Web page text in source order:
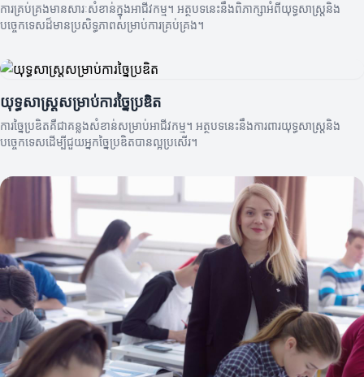
ការគ្រប់គ្រងមានសារៈសំខាន់ក្នុងអាជីវកម្ម។ អត្ថបទនេះនឹងពិភាក្សាអំពីយុទ្ធសាស្រ្តនិង
បច្ចេកទេសដ៏មានប្រសិទ្ធភាពសម្រាប់ការគ្រប់គ្រង។
យុទ្ធសាស្រ្តសម្រាប់ការច្នៃប្រឌិត
ការច្នៃប្រឌិតគឺជាគន្លងសំខាន់សម្រាប់អាជីវកម្ម។ អត្ថបទនេះនឹងការពារយុទ្ធសាស្រ្តនិង
បច្ចេកទេសដើម្បីជួយអ្នកច្នៃប្រឌិតបានល្អប្រសើរ។